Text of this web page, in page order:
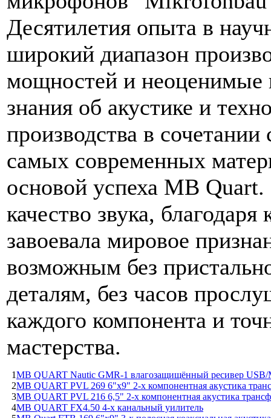
Десятилетия опыта в
широкий диапазон
мощностей и неоценимые
знания об акустике и
производства в сочетании
самых современных
основой успеха MB
качество звука,
завоевала мировое
возможным без
деталям, без часов
каждого компонента и
мастерства.
1MB QUART Nautic GMR-1 влагозащищённый ресивер USB/
2MB QUART PVL 269 6"x9" 2-х компонентная акустика
3MB QUART PVL 216 6,5" 2-х компонентная акустика
4MB QUART FX4.50 4-х канальный уилитель